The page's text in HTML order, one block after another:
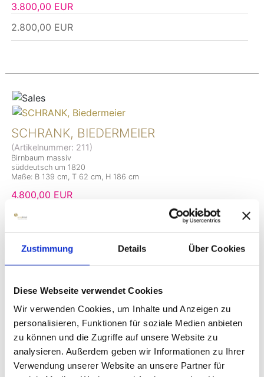
Zustimmung Details Über Cookies
Diese Webseite verwendet Cookies
Wir verwenden Cookies, um Inhalte und Anzeigen zu
personalisieren, Funktionen für soziale Medien anbieten
zu können und die Zugriffe auf unsere Website zu
analysieren. Außerdem geben wir Informationen zu Ihrer
Verwendung unserer Website an unsere Partner für
3.800,00 EUR
2.800,00 EUR
SCHRANK, BIEDERMEIER
(Artikelnummer: 211)
Birnbaum massiv
süddeutsch um 1820
Maße: B 139 cm, T 62 cm, H 186 cm
4.800,00 EUR
2.800,00 EUR
SCHRANK, BIEDERMEIER
(Artikelnummer: 118)
süddeutsch um 1840
Maße: B 148 cm, T 54 cm, H 196 cm